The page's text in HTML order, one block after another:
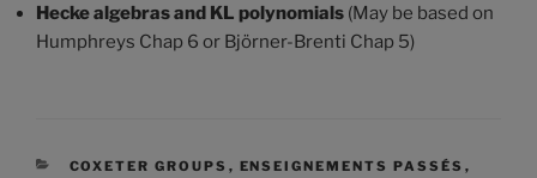
Hecke algebras and KL polynomials (May be based on
Humphreys Chap 6 or Björner-Brenti Chap 5)
CATÉGORIES
COXETER GROUPS , ENSEIGNEMENTS PASSÉS ,